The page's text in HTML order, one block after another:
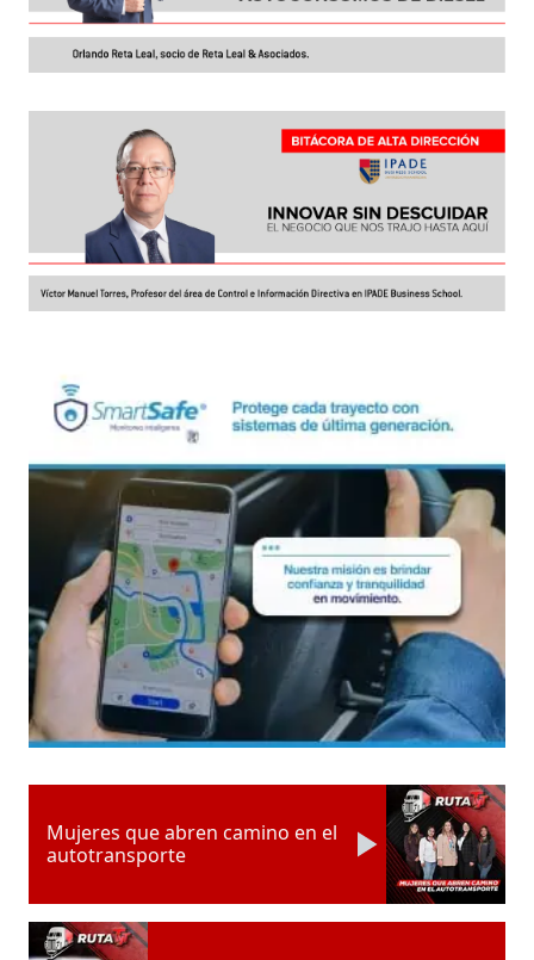
Mujeres que abren camino en el
autotransporte